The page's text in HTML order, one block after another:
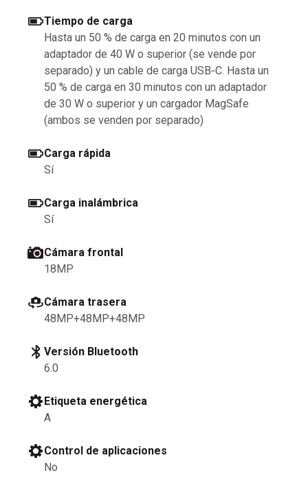
Tiempo de carga
Hasta un 50 % de carga en 20 minutos con un
adaptador de 40 W o superior (se vende por
separado) y un cable de carga USB‑C. Hasta un
50 % de carga en 30 minutos con un adaptador
de 30 W o superior y un cargador MagSafe
(ambos se venden por separado)
Carga rápida
Sí
Carga inalámbrica
Sí
Cámara frontal
18MP
Cámara trasera
48MP+48MP+48MP
Versión Bluetooth
6.0
Etiqueta energética
A
Control de aplicaciones
No